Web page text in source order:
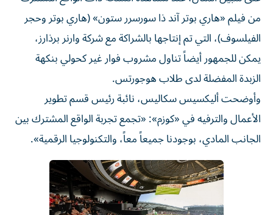
من فيلم «هاري بوتر آند ذا سورسرر ستون» (هاري بوتر وحجر
الفيلسوف)، التي تم ​إنتاجها بالشراكة مع شركة وارنر برذارز،
يمكن للجمهور أيضاً تناول مشروب فوار غير كحولي بنكهة
الزبدة المفضلة لدى طلاب هوجورتس.
وأوضحت أليكسيس سكاليس، نائبة رئيس قسم تطوير
الأعمال والترفيه في «كوزم»: «تجمع تجربة الواقع ⁠المشترك بين
الجانب المادي، بوجودنا جميعاً معاً، والتكنولوجيا الرقمية».